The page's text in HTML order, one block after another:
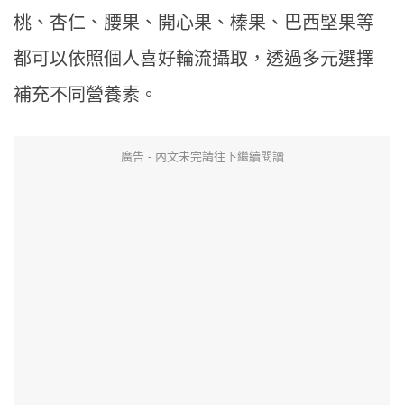
桃、杏仁、腰果、開心果、榛果、巴西堅果等
都可以依照個人喜好輪流攝取，透過多元選擇
補充不同營養素。
廣告 - 內文未完請往下繼續閱讀